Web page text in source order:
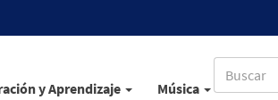
y Aprendizaje Música